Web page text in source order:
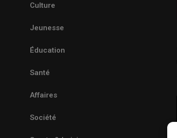
Culture
Jeunesse
Éducation
Santé
Affaires
Société